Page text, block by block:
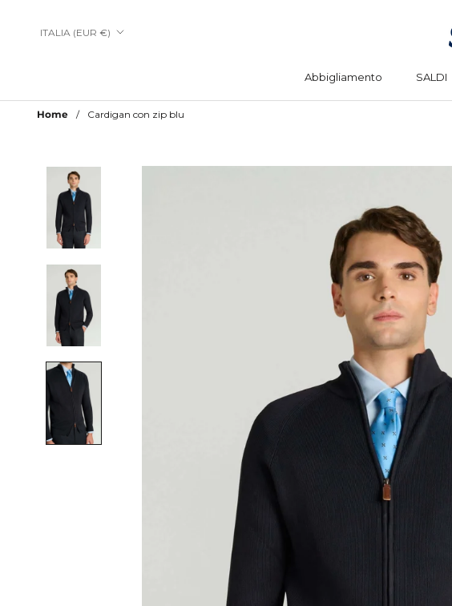
Abbigliamento
SALDI
Paese/Area
ITALIA (EUR €)
Home Cardigan con zip blu